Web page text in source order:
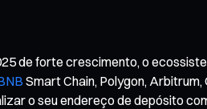
de forte crescimento, o
Smart Chain, Polygon, Arbitrum,
o seu endereço de depósito